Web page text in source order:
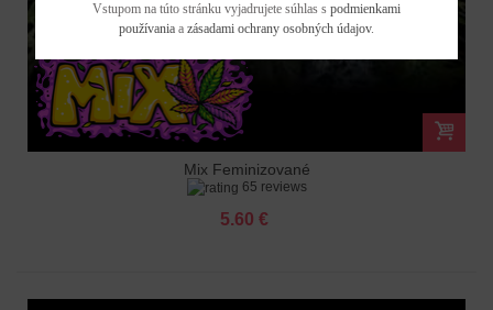
Mix Feminizované
65 reviews
5.60 €
Vstupom na túto stránku vyjadrujete súhlas s podmienkami
používaniaa zásadami ochrany osobných údajov.